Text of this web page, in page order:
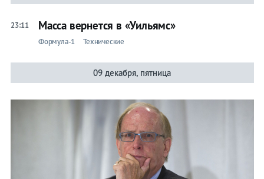
23:11 Масса вернется в «Уильямс»
Формула-1 Технические
09 декабря, пятница
Лента
лента